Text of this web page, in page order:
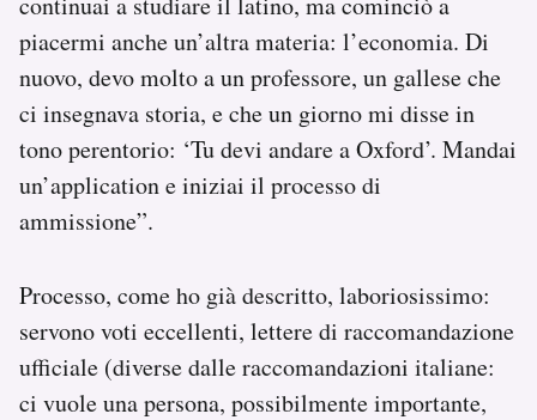
piacermi anche un’altra materia: l’economia. Di
nuovo, devo molto a un professore, un gallese che
ci insegnava storia, e che un giorno mi disse in
tono perentorio: ‘Tu devi andare a Oxford’. Mandai
un’application e iniziai il processo di
ammissione”.
Processo, come ho già descritto, laboriosissimo:
servono voti eccellenti, lettere di raccomandazione
ufficiale (diverse dalle raccomandazioni italiane:
ci vuole una persona, possibilmente importante,